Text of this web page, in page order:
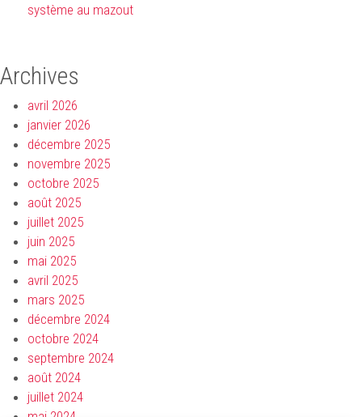
système au mazout
Archives
avril 2026
janvier 2026
décembre 2025
novembre 2025
octobre 2025
août 2025
juillet 2025
juin 2025
mai 2025
avril 2025
mars 2025
décembre 2024
octobre 2024
septembre 2024
août 2024
juillet 2024